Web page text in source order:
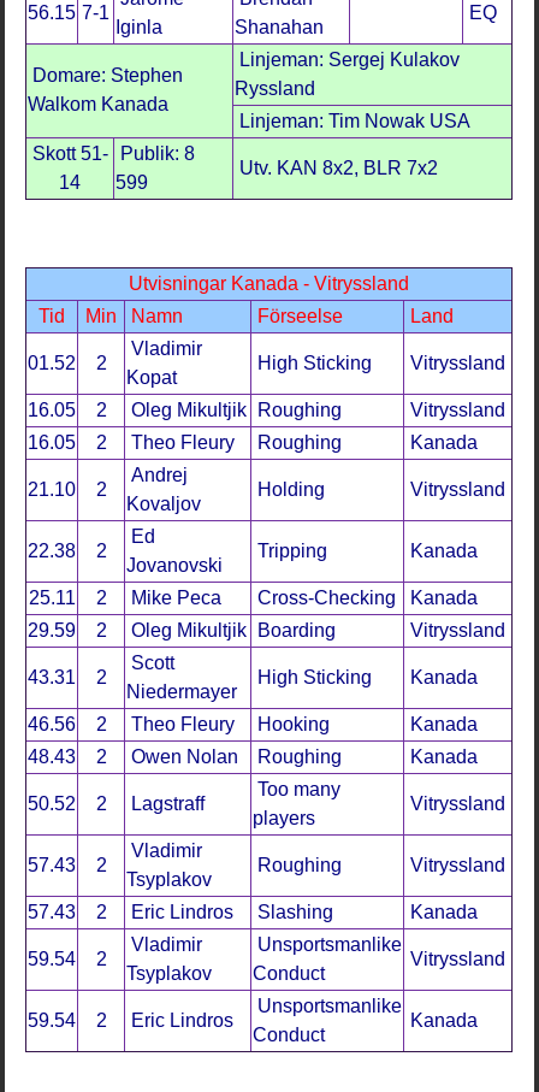
56.15 7-1
Iginla
Shanahan
EQ
Domare: Stephen
Walkom Kanada
Linjeman: Sergej Kulakov
Ryssland
Linjeman: Tim Nowak USA
Skott 51-
14
Publik: 8
599
Utv. KAN 8x2, BLR 7x2
Utvisningar Kanada - Vitryssland
Tid
Min Namn Förseelse Land
01.52 2
Vladimir
Kopat
High Sticking Vitryssland
16.05 2 Oleg Mikultjik Roughing
Vitryssland
16.05
2 Theo Fleury Roughing Kanada
21.10 2
Andrej
Kovaljov
Holding Vitryssland
22.38 2
Ed
Jovanovski
Tripping Kanada
25.11 2 Mike Peca Cross-Checking
Kanada
29.59
2 Oleg Mikultjik Boarding Vitryssland
43.31 2
Scott
Niedermayer
High Sticking Kanada
46.56 2 Theo Fleury Hooking
Kanada
48.43
2 Owen Nolan Roughing Kanada
50.52 2 Lagstraff
Too many
players
Vitryssland
57.43 2
Vladimir
Tsyplakov
Roughing Vitryssland
57.43 2 Eric Lindros Slashing Kanada
59.54 2
Vladimir
Tsyplakov
Unsportsmanlike
Conduct
Vitryssland
59.54 2 Eric Lindros
Unsportsmanlike
Conduct
Kanada